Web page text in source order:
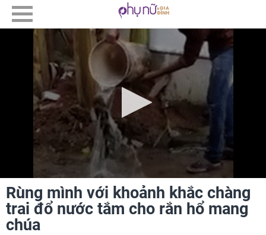
Rùng mình với khoảnh khắc chàng
trai đổ nước tắm cho rắn hổ mang
chúa